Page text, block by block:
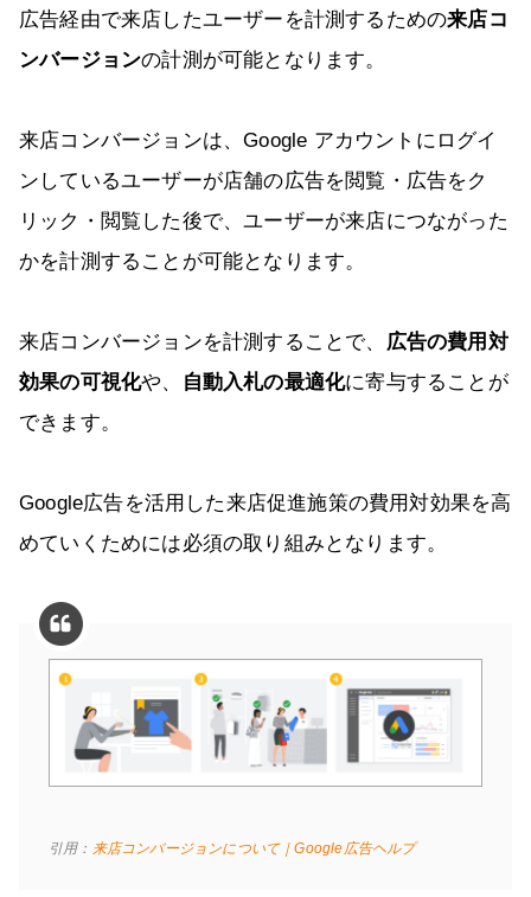
広告経由で来店したユーザーを計測するための来店コ
ンバージョンの計測が可能となります。
来店コンバージョンは、Google アカウントにログイ
ンしているユーザーが店舗の広告を閲覧・広告をク
リック・閲覧した後で、ユーザーが来店につながった
かを計測することが可能となります。
来店コンバージョンを計測することで、 広告の費用対
効果の可視化や、 自動入札の最適化に寄与することが
できます。
Google広告を活用した来店促進施策の費用対効果を高
めていくためには必須の取り組みとなります。
引用： 来店コンバージョンについて｜Google広告ヘルプ